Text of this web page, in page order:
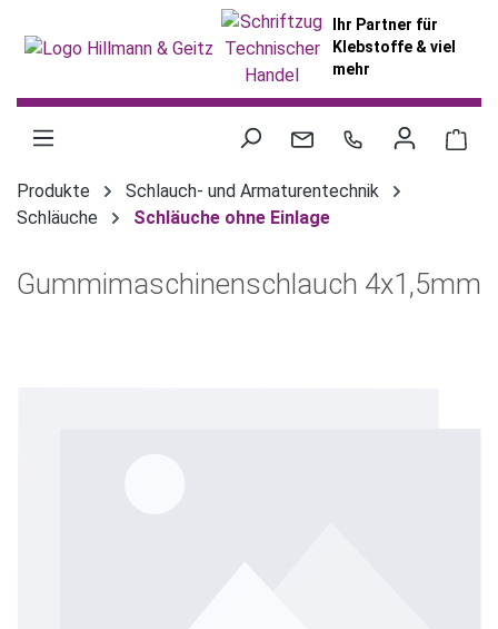
Ihr Partner für
Klebstoffe & viel
mehr
Produkte
Schlauch- und Armaturentechnik
Schläuche
Schläuche ohne Einlage
Gummimaschinenschlauch 4x1,5mm